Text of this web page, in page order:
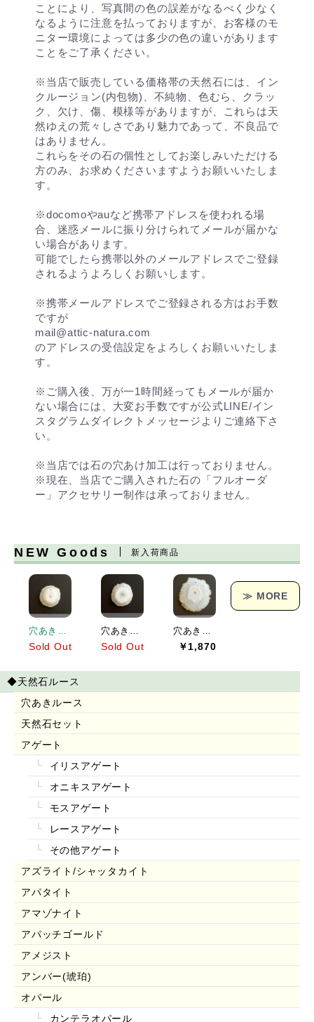
ことにより、写真間の色の誤差がなるべく少なく
なるように注意を払っておりますが、お客様のモ
ニター環境によっては多少の色の違いがあります
ことをご了承ください。
※当店で販売している価格帯の天然石には、イン
クルージョン(内包物)、不純物、色むら、クラッ
ク、欠け、傷、模様等がありますが、これらは天
然ゆえの荒々しさであり魅力であって、不良品で
はありません。
これらをその石の個性としてお楽しみいただける
方のみ、お求めくださいますようお願いいたしま
す。
※docomoやauなど携帯アドレスを使われる場
合、迷惑メールに振り分けられてメールが届かな
い場合があります。
可能でしたら携帯以外のメールアドレスでご登録
されるようよろしくお願いします。
※携帯メールアドレスでご登録される方はお手数
ですが
mail@attic-natura.com
のアドレスの受信設定をよろしくお願いいたしま
す。
※ご購入後、万が一1時間経ってもメールが届か
ない場合には、大変お手数ですが公式LINE/イン
スタグラムダイレクトメッセージよりご連絡下さ
い。
※当店では石の穴あけ加工は行っておりません。
※現在、当店でご購入された石の「フルオーダ
ー」アクセサリー制作は承っておりません。
NEW Goods 新入荷商品
Sold Out Sold Out ￥1,870
≫ MORE
◆天然石ルース
穴あきルース
天然石セット
アゲート
イリスアゲート
オニキスアゲート
モスアゲート
レースアゲート
その他アゲート
アズライト/シャッタカイト
アパタイト
アマゾナイト
アパッチゴールド
アメジスト
アンバー(琥珀)
オパール
カンテラオパール